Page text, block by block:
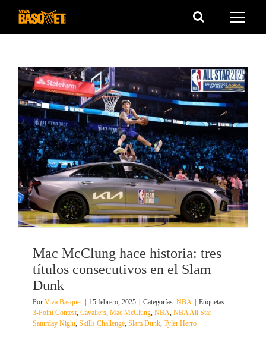
Saltar
Mac McClung hace historia: tres
títulos consecutivos en el Slam
Dunk
Por Viva Basquet | 15 febrero, 2025 | Categorías: NBA | Etiquetas:
3-Point Contest Cavaliers Mac McClung NBA NBA All Star
Saturday Night Skills Challenge Slam Dunk Tyler Herro